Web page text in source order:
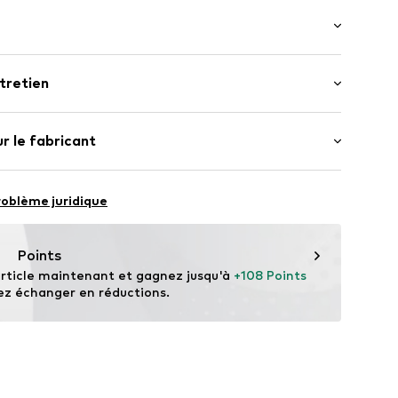
BSB6107002000001
slim
Coton
le fabricant
juridique
Points
maintenant et gagnez jusqu'à +108 Points
échanger en réductions.